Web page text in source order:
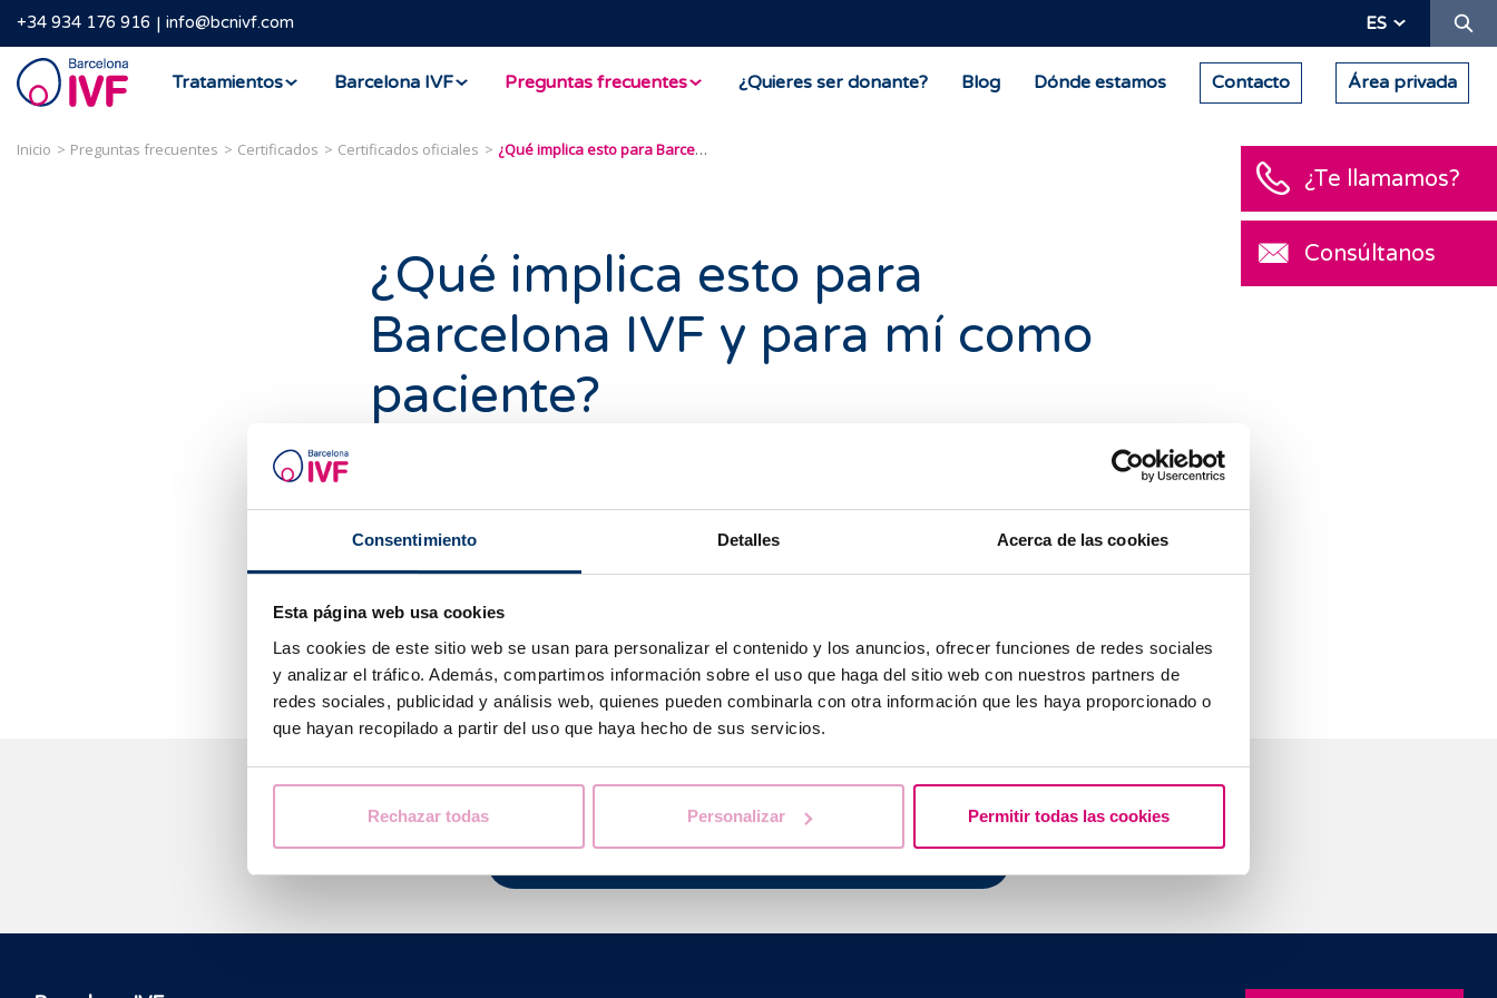
Consentimiento Detalles Acerca de las cookies
Esta página web usa cookies
Las cookies de este sitio web se usan para personalizar el contenido y los anuncios, ofrecer funciones de redes sociales
y analizar el tráfico. Además, compartimos información sobre el uso que haga del sitio web con nuestros partners de
redes sociales, publicidad y análisis web, quienes pueden combinarla con otra información que les haya proporcionado o
que hayan recopilado a partir del uso que haya hecho de sus servicios.
Rechazar todas Personalizar Permitir todas las cookies
+34 934 176 916 info@bcnivf.com ES
Barcelona
IVF
Tratamientos Barcelona IVF Preguntas frecuentes ¿Quieres ser donante? Blog Dónde estamos Contacto Área privada
Inicio Preguntas frecuentes Certificados Certificados oficiales ¿Qué implica esto para Barcelona IVF y para mí como paciente?
¿Qué implica esto para
Barcelona IVF y para mí como
paciente?
sector, lista para proporcionarte el servicio que necesites de una manera rápida, segura y
con unacalidad inigualable.
pacientes, así como la
humano y profesional son
garantía de éxito
Te ayudamos a resolver tus dudas
¿Te llamamos?
Consúltanos